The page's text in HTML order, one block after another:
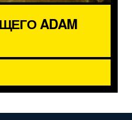
ADAM